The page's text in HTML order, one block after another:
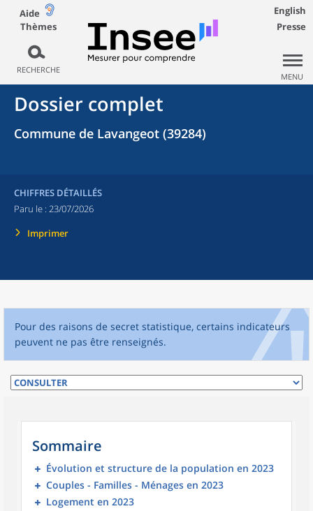
Aide
Thèmes
RECHERCHE
English
Presse
MENU
Dossier complet
Commune de Lavangeot (39284)
CHIFFRES DÉTAILLÉS
Paru le : 23/07/2026
Imprimer
Pour des raisons de secret statistique, certains indicateurs
peuvent ne pas être renseignés.
Sommaire
Évolution et structure de la population en 2023
Couples - Familles - Ménages en 2023
Logement en 2023